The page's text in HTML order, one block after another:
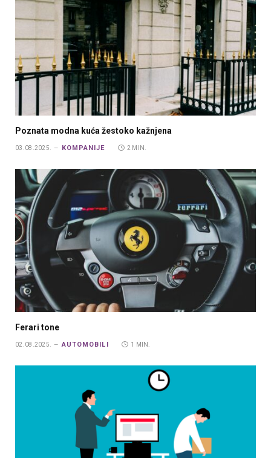
Poznata modna kuća žestoko kažnjena
03.08.2025. KOMPANIJE 2 MIN.
Ferari tone
02.08.2025. AUTOMOBILI 1 MIN.